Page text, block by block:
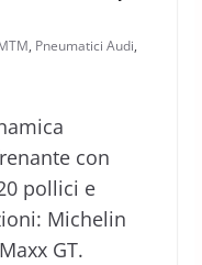
, Pneumatici Audi,
con
pollici e
Michelin
GT.